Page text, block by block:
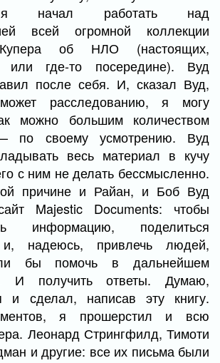
я начал работать над
всей огромной коллекции
Купера об НЛО (настоящих,
или где-то посередине). Вуд
после себя. И, сказал Вуд,
расследованию, я могу
можно большим количеством
по своему усмотрению. Вуд
весь материал в кучу
с ним не делать бессмысленно.
причине и Райан, и Боб Вуд
Majestic Documents: чтобы
информацию, поделиться
и, надеюсь, привлечь людей,
бы помочь в дальнейшем
И получить ответы. Думаю,
и сделал, написав эту книгу.
я прошерстил и всю
Леонард Стрингфилд, Тимоти
и другие: все их письма были